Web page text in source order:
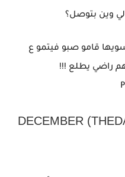
لي وين بتوصل؟
قامو صبو فيتمو ع
راضي يطلع !!!
— دلال واشياء (@THEDALALIY) DECEMBER